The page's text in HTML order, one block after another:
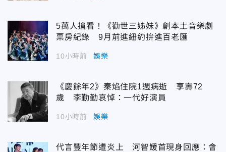
5萬人搶看！《勸世三姊妹》創本土音樂劇
票房紀錄 9月前進紐約拚進百老匯
10小時前 娛樂
《慶餘年2》秦焰住院1週病逝 享壽72
歲 李勤勤哀悼：一代好演員
10小時前 娛樂
代言豐年節遭炎上 河智媛首現身回應：會